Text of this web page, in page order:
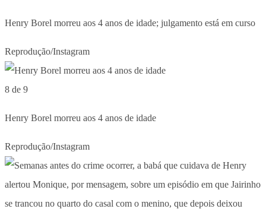
Henry Borel morreu aos 4 anos de idade; julgamento está em curso
Reprodução/Instagram
8 de 9
Henry Borel morreu aos 4 anos de idade
Reprodução/Instagram